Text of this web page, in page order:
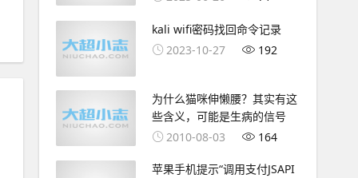
kali wifi密码找回命令记录
2023-10-27
192
为什么猫咪伸懒腰？其实有这
些含义，可能是生病的信号
2010-08-03
164
苹果手机提示“调用支付JSAPI